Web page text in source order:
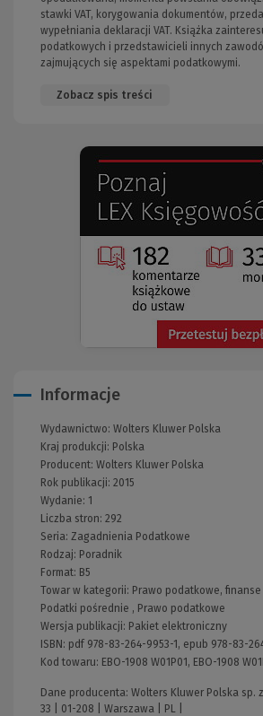
stawki VAT, korygowania dokumentów,
wypełniania deklaracji VAT. Książka
podatkowych i przedstawicieli innych
zajmujących się aspektami podatkowymi.
Zobacz spis treści
Informacje
Wydawnictwo: Wolters Kluwer Polska
Kraj produkcji: Polska
Producent: Wolters Kluwer Polska
Rok publikacji: 2015
Wydanie: 1
Liczba stron: 292
Seria: Zagadnienia Podatkowe
Rodzaj: Poradnik
Format: B5
Towar w kategorii: Prawo podatkowe,
Podatki pośrednie , Prawo podatkowe
Wersja publikacji: Pakiet elektroniczny
ISBN: pdf 978-83-264-9953-1, epub 978-83-
Kod towaru: EBO-1908 W01P01, EBO-1908
Dane producenta: Wolters Kluwer Polska sp.
33 | 01-208 | Warszawa | PL |